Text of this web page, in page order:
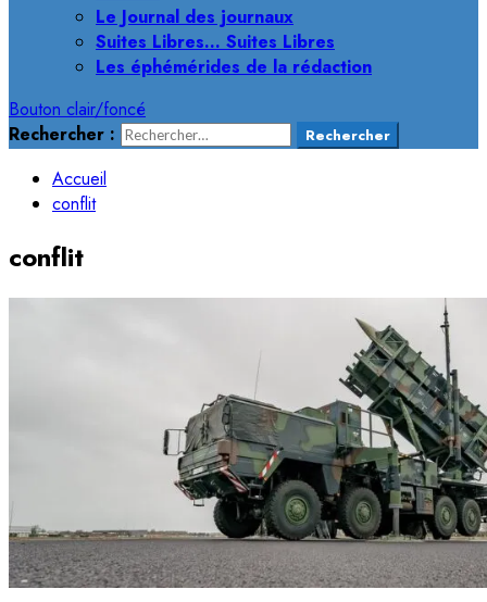
Le Journal des journaux
Suites Libres… Suites Libres
Les éphémérides de la rédaction
Bouton clair/foncé
Rechercher :
Accueil
conflit
conflit